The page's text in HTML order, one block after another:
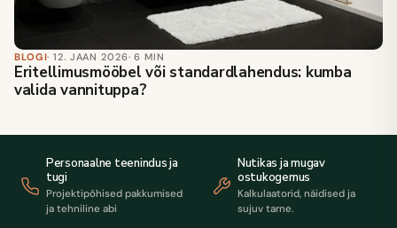
BLOGI· 12. JAAN 2026· 6 MIN
Eritellimusmööbel või standardlahendus: kumba
valida vannituppa?
Personaalne teenindus ja
tugi
Projektipõhised pakkumised
ja tehniline abi
Nutikas ja mugav
ostukogemus
Kalkulaatorid, näidised ja
sujuv tarne.